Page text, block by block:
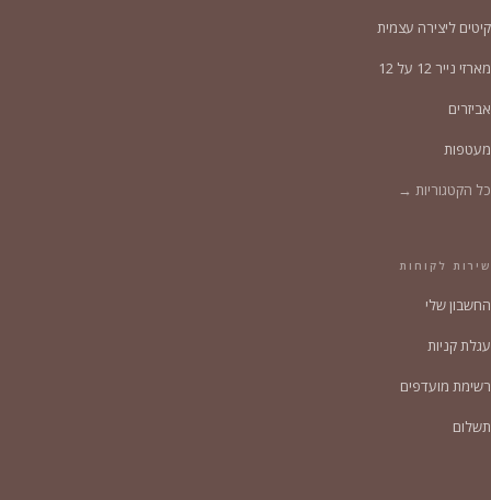
קיטים ליצירה עצמית
מארזי נייר 12 על 12
אביזרים
מעטפות
כל הקטגוריות →
שירות לקוחות
החשבון שלי
עגלת קניות
רשימת מועדפים
תשלום